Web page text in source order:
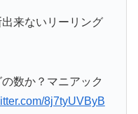
来ないリーリング
数か？マニアック
8j7tyUVByB